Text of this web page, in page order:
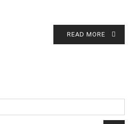
READ MORE